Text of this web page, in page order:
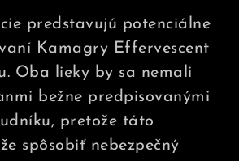
predstavujú potenciálne
Kamagry Effervescent
Oba lieky by sa nemali
bežne predpisovanými
pretože táto
spôsobiť nebezpečný